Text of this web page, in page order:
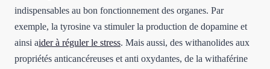
indispensables au bon fonctionnement des organes. Par
exemple, la tyrosine va stimuler la production de dopamine et
ainsi aider à réguler le stress. Mais aussi, des withanolides aux
propriétés anticancéreuses et anti oxydantes, de la withaférine